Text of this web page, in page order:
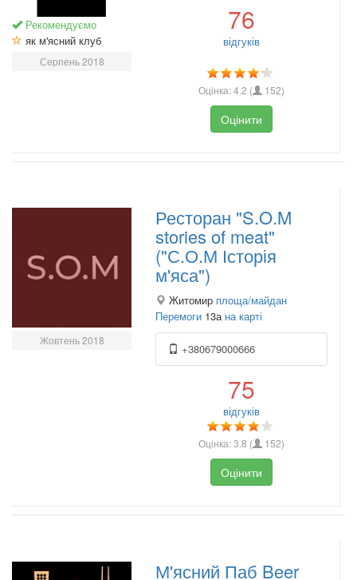
Рекомендуємо
як м'ясний клуб
Серпень 2018
76
відгуків
Оцінка:4.2 ( 152)
Оцінити
Жовтень 2018
Ресторан "S.O.M
stories of meat"
("С.О.М Історія
м'яса")
Житомир площа/майдан
Перемоги 13а на карті
+380679000666
75
відгуків
Оцінка:3.8 ( 152)
Оцінити
М'ясний Паб Beer